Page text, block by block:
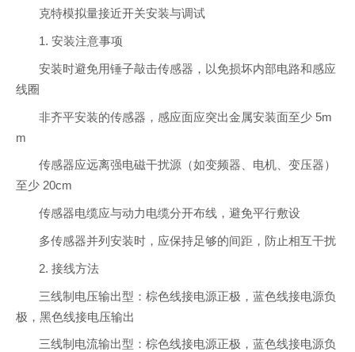
克特模拟量接近开关安装与调试
1. 安装注意事项
安装时避免用锤子敲击传感器，以免损坏内部电路和感应
线圈
非齐平安装的传感器，感应面应突出金属安装面至少 5m
m
传感器应远离强电磁干扰源（如变频器、电机、变压器）
至少 20cm
传感器电缆应与动力电缆分开布线，避免平行敷设
多传感器并列安装时，应保持足够的间距，防止相互干扰
2. 接线方法
三线制电压输出型：棕色线接电源正极，蓝色线接电源负
极，黑色线接电压输出
三线制电流输出型：棕色线接电源正极，蓝色线接电源负